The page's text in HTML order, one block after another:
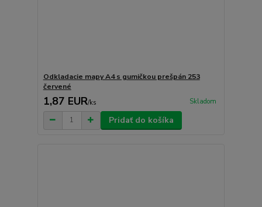
Odkladacie mapy A4 s gumičkou prešpán 253
červené
1,87 EUR/ks Skladom
Pridať do košíka